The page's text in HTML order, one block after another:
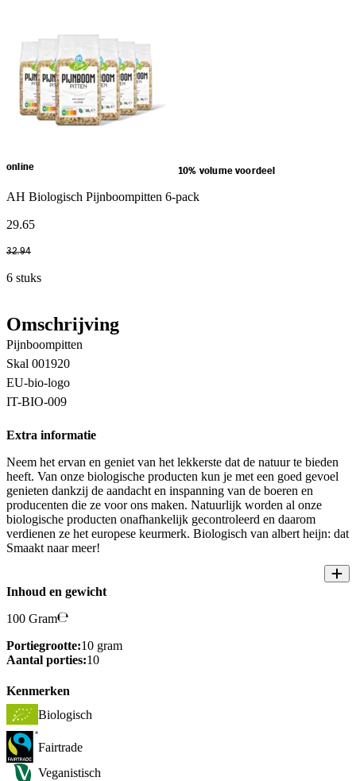
online 10% volume voordeel
AH Biologisch Pijnboompitten 6-pack
29.65
32.94
6 stuks
Omschrijving
Pijnboompitten
Skal 001920
EU-bio-logo
IT-BIO-009
Extra informatie
Neem het ervan en geniet van het lekkerste dat de natuur te bieden
heeft. Van onze biologische producten kun je met een goed gevoel
genieten dankzij de aandacht en inspanning van de boeren en
producenten die ze voor ons maken. Natuurlijk worden al onze
biologische producten onafhankelijk gecontroleerd en daarom
verdienen ze het europese keurmerk. Biologisch van albert heijn: dat
Smaakt naar meer!
Inhoud en gewicht
100 Gram
Portiegrootte:10 gram
Aantal porties:10
Kenmerken
Biologisch
Fairtrade
Veganistisch